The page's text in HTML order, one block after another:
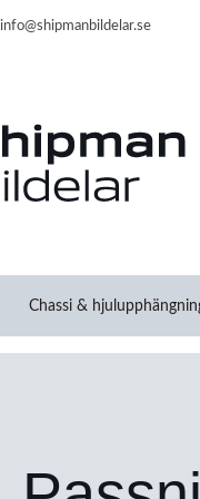
info@shipmanbildelar.se
Chassi &